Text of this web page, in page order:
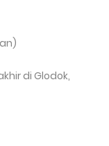
di Glodok,